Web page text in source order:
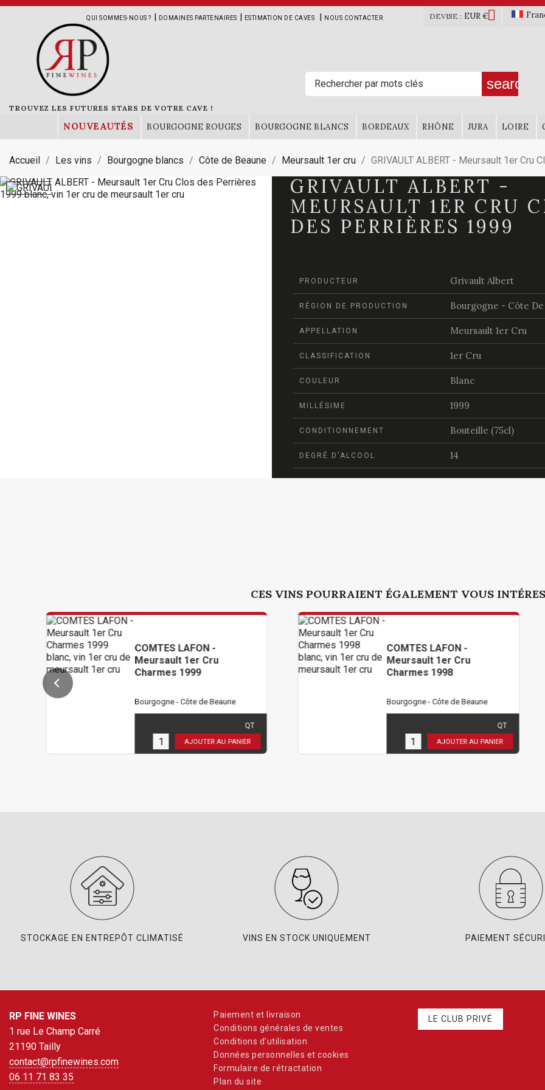
QUI SOMMES-NOUS ? | DOMAINES PARTENAIRES | ESTIMATION DE CAVES | NOUS CONTACTER DEVISE : EUR €
TROUVEZ LES FUTURES STARS DE VOTRE CAVE !
search
NOUVEAUTÉS BOURGOGNE ROUGES BOURGOGNE BLANCS BORDEAUX RHÔNE JURA LOIRE
Accueil Les vins Bourgogne blancs Côte de Beaune Meursault 1er cru GRIVAULT ALBERT - Meursault 1er Cru
GRIVAULT ALBERT -
MEURSAULT 1ER CRU
DES PERRIÈRES 1999
PRODUCTEUR Grivault Albert
RÉGION DE PRODUCTION Bourgogne - Côte De
APPELLATION Meursault 1er Cru
CLASSIFICATION 1er Cru
COULEUR Blanc
MILLÉSIME 1999
CONDITIONNEMENT Bouteille (75cl)
DEGRÉ D'ALCOOL 14
CES VINS POURRAIENT ÉGALEMENT VOUS
COMTES LAFON -
Meursault 1er Cru
Charmes 1999
Bourgogne - Côte de Beaune
AJOUTER AU PANIER
COMTES LAFON -
Meursault 1er Cru
Charmes 1998
Bourgogne - Côte de Beaune
AJOUTER AU PANIER
STOCKAGE EN ENTREPÔT CLIMATISÉ VINS EN STOCK UNIQUEMENT PAIEMENT
RP FINE WINES
1 rue Le Champ Carré
21190 Tailly
contact@rpfinewines.com
06 11 71 83 35
Paiement et livraison
Conditions générales de ventes
Conditions d’utilisation
Données personnelles et cookies
Formulaire de rétractation
Plan du site
LE CLUB PRIVÉ